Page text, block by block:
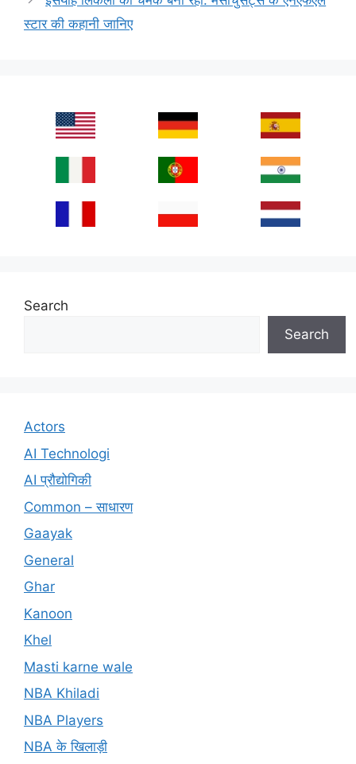
स्टार की कहानी जानिए
Search
Search
Actors
AI Technologi
AI प्रौद्योगिकी
Common – साधारण
Gaayak
General
Ghar
Kanoon
Khel
Masti karne wale
NBA Khiladi
NBA Players
NBA के खिलाड़ी